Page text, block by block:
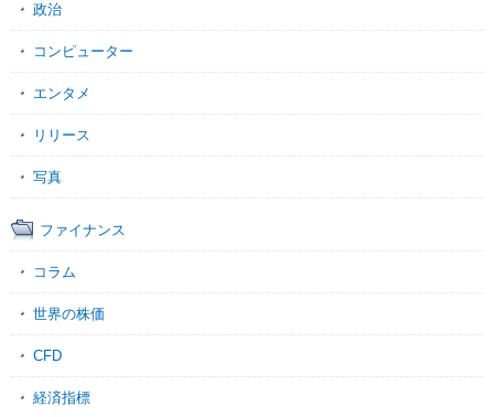
政治
コンピューター
エンタメ
リリース
写真
ファイナンス
コラム
世界の株価
CFD
経済指標